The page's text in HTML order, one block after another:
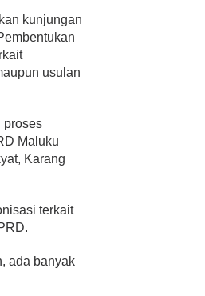
kunjungan
usulan
proses
Maluku
Karang
terkait
ada banyak